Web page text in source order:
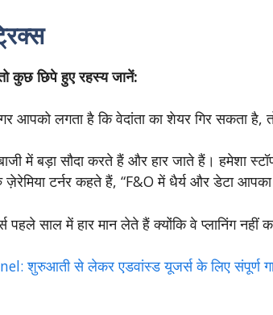
कुछ छिपे हुए रहस्य जानें:
आपको लगता है कि वेदांता का शेयर गिर सकता है,
में बड़ा सौदा करते हैं और हार जाते हैं। हमेशा
ज़ेरेमिया टर्नर कहते हैं, “F&O में धैर्य और डेटा
पहले साल में हार मान लेते हैं क्योंकि वे प्लानिंग
शुरुआती से लेकर एडवांस्ड यूजर्स के लिए संपूर्ण